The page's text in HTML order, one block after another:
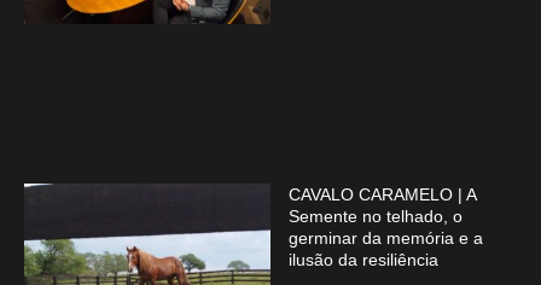
CAVALO CARAMELO | A
Semente no telhado, o
germinar da memória e a
ilusão da resiliência